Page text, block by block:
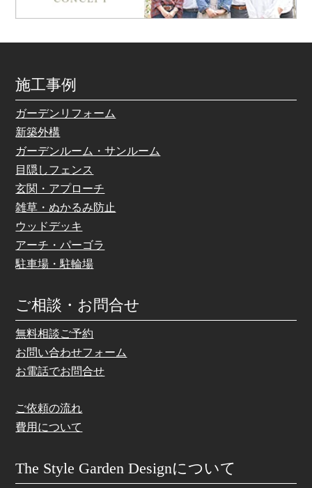
施工事例
ガーデンリフォーム
新築外構
ガーデンルーム・サンルーム
目隠しフェンス
玄関・アプローチ
雑草・ぬかるみ防止
ウッドデッキ
アーチ・パーゴラ
駐車場・駐輪場
ご相談・お問合せ
無料相談ご予約
お問い合わせフォーム
お電話でお問合せ
ご依頼の流れ
費用について
The Style Garden Designについて